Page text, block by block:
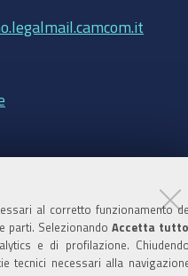
al corretto funzionamento
parti. SelezionandoAccetta
e di profilazione.
tecnici necessari alla
dell'ente